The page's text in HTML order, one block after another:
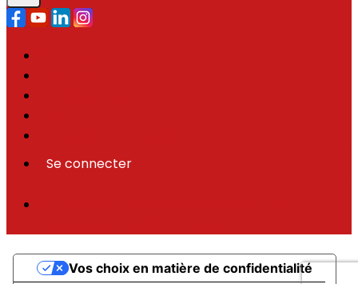
Se connecter
Vos choix en matière de confidentialité